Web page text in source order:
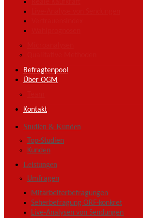
Befragtenpool
Über OGM
Kontakt
Studien & Kunden
Top-Studien
Kunden
Leistungen
Umfragen
Mitarbeiterbefragungen
Seherbefragung ORF-konkret
Live-Analysen von Sendungen